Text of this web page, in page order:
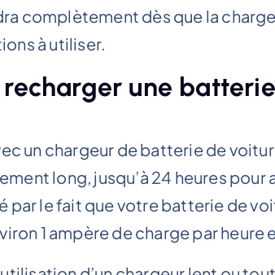
complètement dès que la
à utiliser.
une
un chargeur de batterie de
long, jusqu’à 24 heures pour
le fait que votre batterie de
1 ampère de charge par heure